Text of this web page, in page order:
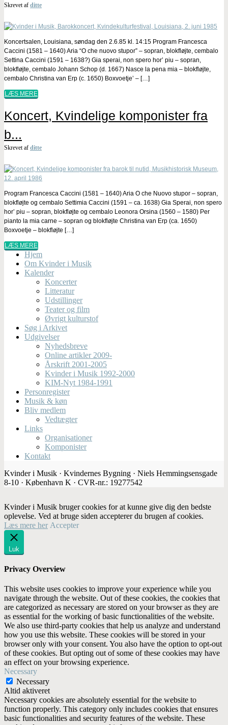
Skrevet af ditte
Koncertsalen, Louisiana, søndag den 2.6.85 kl. 14:15 Program Francesca
Caccini (1581 – 1640) Aria “O che nuovo stupor” – sopran, blokfløjte, cembalo
Settina Caccini (1591 – 1638?) Gia sperai, non spero hor’ piu – sopran,
blokfløjte, cembalo Johann Schop (d. 1667) Nasce la pena mia – blokfløjte,
cembalo Christina van Erp (c. 1650) Boxvoetje’ – […]
LÆS MERE
Koncert, Kvindelige komponister fra
b...
Skrevet af ditte
Program Francesca Caccini (1581 – 1640) Aria O che Nuovo stupor – sopran,
blokfløjte og cembalo Settimia Caccini (1591 – ca. 1638) Gia Sperai, non spero
hor’ piu – sopran, blokfløjte og cembalo Leonora Orsina (1560 – 1580) Per
pianto la mia carne – sopran og blokfløjte Christina van Erp (ca. 1650)
Boxvoetje – blokfløjte […]
LÆS MERE
Hjem
Om Kvinder i Musik
Kalender
Koncerter
Litteratur
Udstillinger
Teater og film
Øvrigt kulturstof
Søg i Arkivet
Udgivelser
Nyhedsbreve
Online artikler 2009-
Årskrift 2001-2005
Kvinder i Musik 1992-2000
KIM-Nyt 1984-1991
Personregister
Musik & køn
Bliv medlem
Vedtægter
Links
Organisationer
Komponister
Kontakt
Kvinder i Musik · Kvindernes Bygning · Niels Hemmingsensgade
8-10 · København K · CVR-nr.: 19277542
Kvinder i Musik bruger cookies for at kunne give dig den bedste
oplevelse. Ved at bruge siden accepterer du brugen af cookies.
Læs mere her Accepter
Luk
Privacy Overview
This website uses cookies to improve your experience while you
navigate through the website. Out of these cookies, the cookies that
are categorized as necessary are stored on your browser as they are
as essential for the working of basic functionalities of the website.
We also use third-party cookies that help us analyze and understand
how you use this website. These cookies will be stored in your
browser only with your consent. You also have the option to opt-out
of these cookies. But opting out of some of these cookies may have
an effect on your browsing experience.
Necessary
Necessary
Altid aktiveret
Necessary cookies are absolutely essential for the website to
function properly. This category only includes cookies that ensures
basic functionalities and security features of the website. These